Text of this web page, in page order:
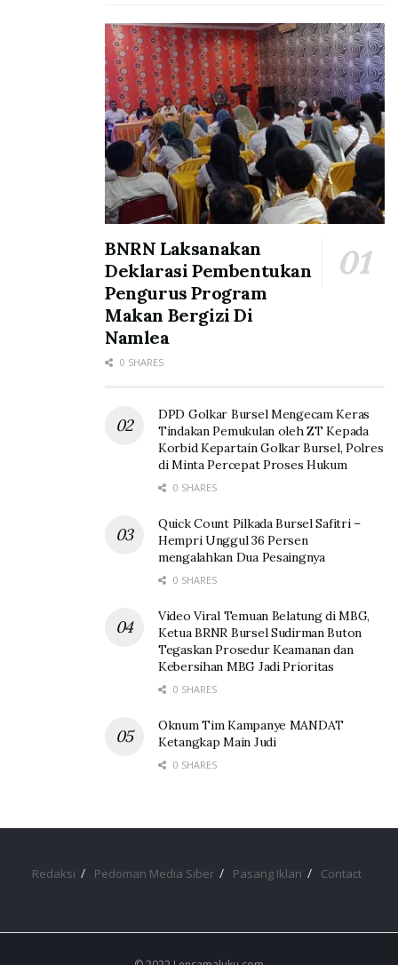
BNRN Laksanakan
Deklarasi Pembentukan
Pengurus Program
Makan Bergizi Di
Namlea
0 SHARES
DPD Golkar Bursel Mengecam Keras
Tindakan Pemukulan oleh ZT Kepada
Korbid Kepartain Golkar Bursel, Polres
di Minta Percepat Proses Hukum
0 SHARES
Quick Count Pilkada Bursel Safitri –
Hempri Unggul 36 Persen
mengalahkan Dua Pesaingnya
0 SHARES
Video Viral Temuan Belatung di MBG,
Ketua BRNR Bursel Sudirman Buton
Tegaskan Prosedur Keamanan dan
Kebersihan MBG Jadi Prioritas
0 SHARES
Oknum Tim Kampanye MANDAT
Ketangkap Main Judi
0 SHARES
Redaksi Pedoman Media Siber Pasang Iklan Contact